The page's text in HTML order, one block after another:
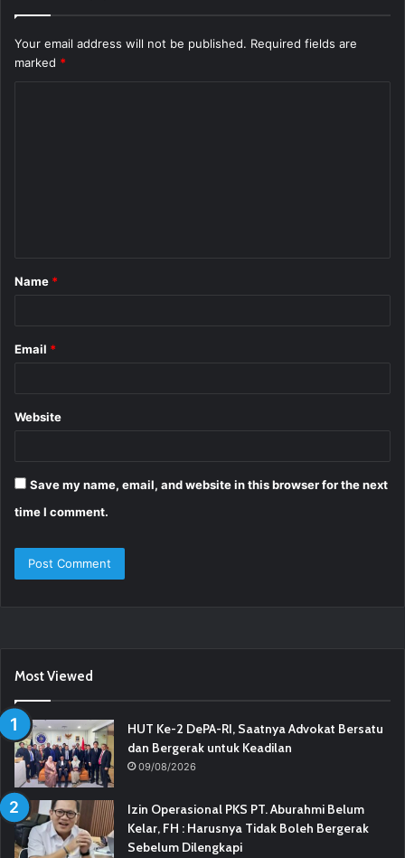
Your email address will not be published. Required fields are
marked *
*
Name *
Email *
Website
Save my name, email, and website in this browser for the next
time I comment.
Most Viewed
HUT Ke-2 DePA-RI, Saatnya Advokat Bersatu
dan Bergerak untuk Keadilan
09/08/2026
Izin Operasional PKS PT. Aburahmi Belum
Kelar, FH : Harusnya Tidak Boleh Bergerak
Sebelum Dilengkapi